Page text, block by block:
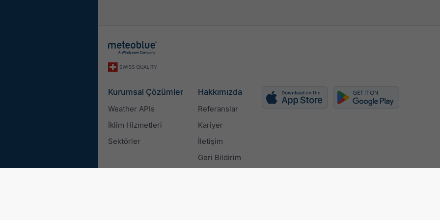
Kurumsal Çözümler
Weather APIs
İklim Hizmetleri
Sektörler
Hakkımızda
Referanslar
Kariyer
İletişim
Geri Bildirim